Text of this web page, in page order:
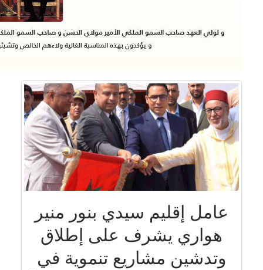
عامل إقليم سيدي بنور منير
هواري يشرف على إطلاق
وتدشين مشاريع تنموية في